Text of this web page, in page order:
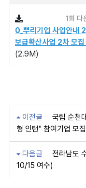
0_뿌리기업 사업안내
보급확산사업 2차 모
(2.9M)
1회
이전글
국립 순천
형 인턴" 참여기업 모집
다음글
전라남도
10/15 여수)